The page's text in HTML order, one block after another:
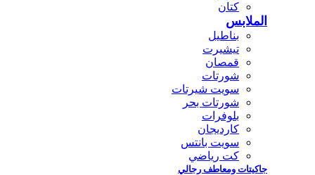
كتان
الملابس
بناطيل
تيشيرت
قمصان
شورتات
سويت شيرتات
شورتات بحر
بلوفرات
كارديجان
سويت بانتس
كت رياضي
جاكيتات ومعاطف رجالي